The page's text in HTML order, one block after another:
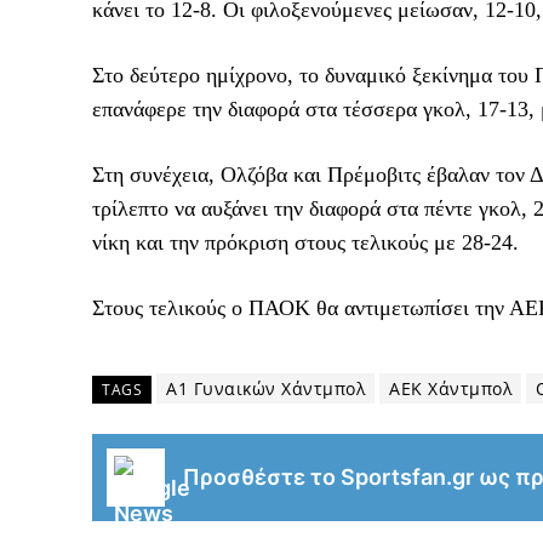
κάνει το 12-8. Οι φιλοξενούμενες μείωσαν, 12-
Στο δεύτερο ημίχρονο, το δυναμικό ξεκίνημα
επανάφερε την διαφορά στα τέσσερα γκολ, 17-
Στη συνέχεια, Ολζόβα και Πρέμοβιτς έβαλαν τον
τρίλεπτο να αυξάνει την διαφορά στα πέντε
νίκη και την πρόκριση στους τελικούς με 28-24.
Στους τελικούς ο ΠΑΟΚ θα αντιμετωπίσει την
TAGS Α1 Γυναικών Χάντμπολ ΑΕΚ Χάντμπολ
Προσθέστε το Sportsfan.gr ως